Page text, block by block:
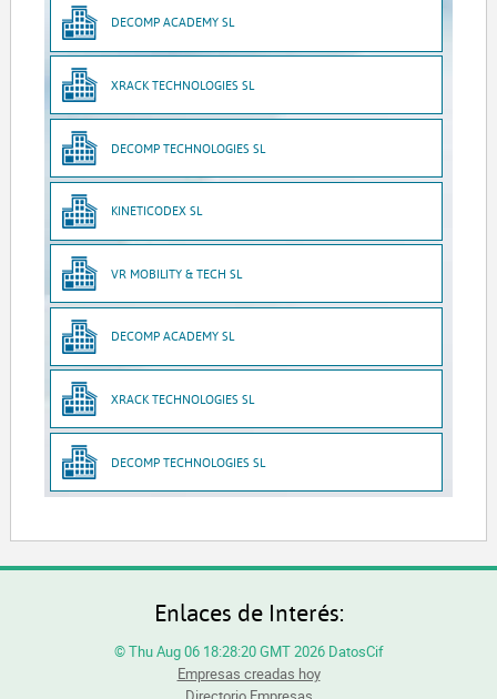
DECOMP ACADEMY SL
XRACK TECHNOLOGIES SL
DECOMP TECHNOLOGIES SL
KINETICODEX SL
VR MOBILITY & TECH SL
DECOMP ACADEMY SL
XRACK TECHNOLOGIES SL
DECOMP TECHNOLOGIES SL
Enlaces de Interés:
© Thu Aug 06 18:28:20 GMT 2026 DatosCif
Empresas creadas hoy